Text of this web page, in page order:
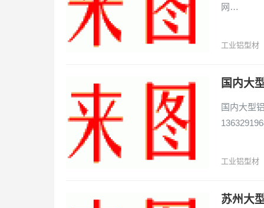
网…
工业铝型材
国内大
国内大型
工业铝型材
苏州大